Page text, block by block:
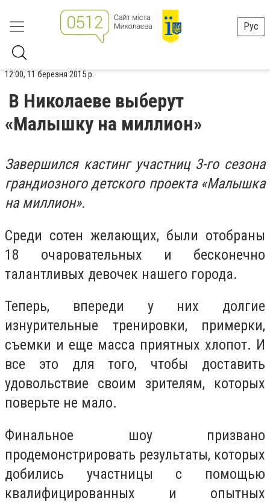
Рус
12:00, 11 березня 2015 р.
В Николаеве выберут
«Малышку на миллион»
Завершился кастинг участниц 3-го сезона
грандиозного детского проекта «Малышка
на миллион».
Среди сотен желающих, были отобраны
18 очаровательных и бесконечно
талантливых девочек нашего города.
Теперь, впереди у них долгие
изнурительные тренировки, примерки,
съемки и еще масса приятных хлопот. И
все это для того, чтобы доставить
удовольствие своим зрителям, которых
поверьте не мало.
Финальное шоу призвано
продемонстрировать результаты, которых
добились участницы с помощью
квалифицированных и опытных